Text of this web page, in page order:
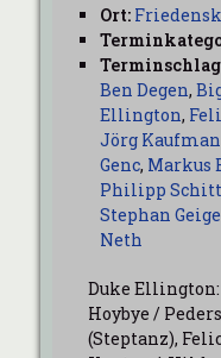
Ort:
Ben Degen,
Ellington,
Jörg
Genc, Markus
Philipp
Stephan
Neth
Duke Ellington:
Hoybye /
(Steptanz),